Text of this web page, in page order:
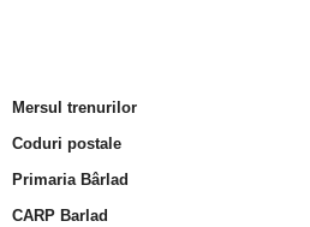
Mersul trenurilor
Coduri postale
Primaria Bârlad
CARP Barlad